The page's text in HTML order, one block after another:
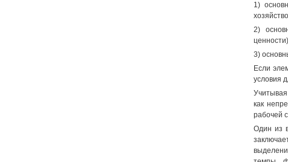
1)
2)
3)
Если
условия
как
рабочей
Один из